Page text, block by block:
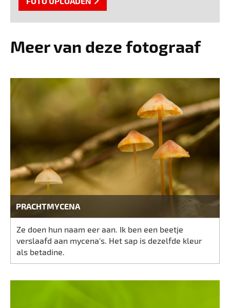
Meer van deze fotograaf
PRACHTMYCENA
Ze doen hun naam eer aan. Ik ben een beetje
verslaafd aan mycena's. Het sap is dezelfde kleur
als betadine.